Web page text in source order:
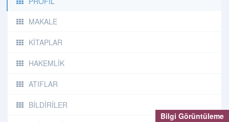
Bilgi Görüntüleme
MAKALE
KİTAPLAR
HAKEMLİK
ATIFLAR
BİLDİRİLER